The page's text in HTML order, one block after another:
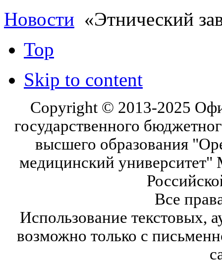
Новости «Этнический
Top
Skip to content
Copyright © 2013-2025
государственного
высшего образования
медицинский университет"
Все
Использование текстовых,
возможно только с